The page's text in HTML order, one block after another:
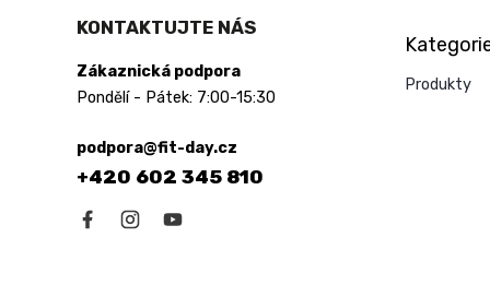
KONTAKTUJTE NÁS
Zákaznická podpora
Pondělí - Pátek: 7:00-15:30
podpora@fit-day.cz
+420 602 345 810
kategorie
Produkty